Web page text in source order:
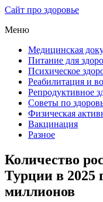
Сайт про здоровье
Меню
Медицинская
Питание для
Психическое
Реабилитация и
Репродуктивное
Советы по
Физическая
Вакцинация
Разное
Количество
Турции в 2025
миллионов